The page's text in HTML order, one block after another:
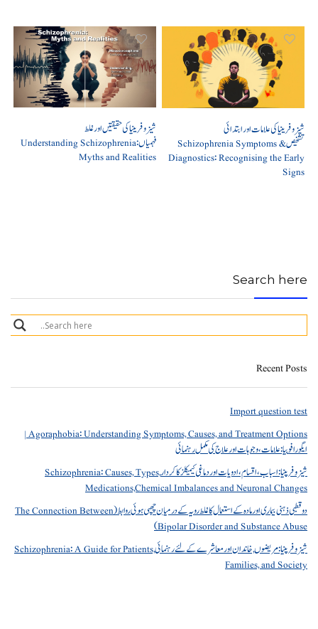
شیزوفرینیا کی علامات اور ابتدائی
تشخیص Schizophrenia Symptoms &
Diagnostics: Recognising the Early
Signs
شیزوفرینیا کی حقیقتیں اور غلط
فہمیاں Understanding Schizophrenia:
Myths and Realities
Search here
Recent Posts
Import question test
Agoraphobia: Understanding Symptoms, Causes, and Treatment Options |
ایگورافوبیا: علامات، وجوہات اور علاج کی مکمل رہنمائی
شیزوفرینیا: اسباب، اقسام، ادویات اور دماغی کیمیکلز کا کردار Schizophrenia: Causes, Types,
Medications,Chemical Imbalances and Neuronal Changes
دو قطبی ذہنی بیماری اور مادہ کے استعمال کا غلط رویہ کے درمیان چھپی ہوئی روابط (The Connection Between
Bipolar Disorder and Substance Abuse)
شیزوفرینیا: مریضوں, خاندان اور معاشرے کے لئے رہنمائی Schizophrenia: A Guide for Patients,
Families, and Society